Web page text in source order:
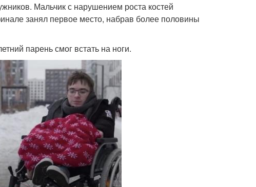
Мальчик с нарушением роста костей
занял первое место, набрав более половины
парень смог встать на ноги.